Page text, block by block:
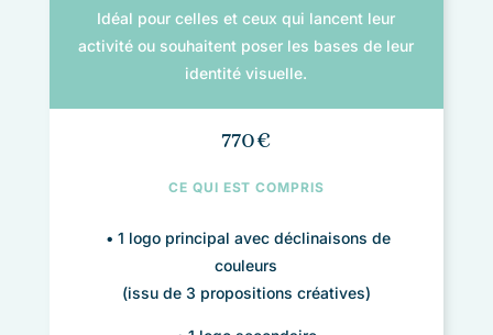
Idéal pour celles et ceux qui lancent leur
activité ou souhaitent poser les bases de leur
identité visuelle.
770€
CE QUI EST COMPRIS
• 1 logo principal avec déclinaisons de
couleurs
(issu de 3 propositions créatives)